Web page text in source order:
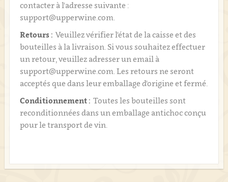
contacter à l'adresse suivante :
support@upperwine.com.
Retours : Veuillez vérifier l'état de la caisse et des
bouteilles à la livraison. Si vous souhaitez effectuer
un retour, veuillez adresser un email à
support@upperwine.com. Les retours ne seront
acceptés que dans leur emballage d'origine et fermé.
Conditionnement : Toutes les bouteilles sont
reconditionnées dans un emballage antichoc conçu
pour le transport de vin.